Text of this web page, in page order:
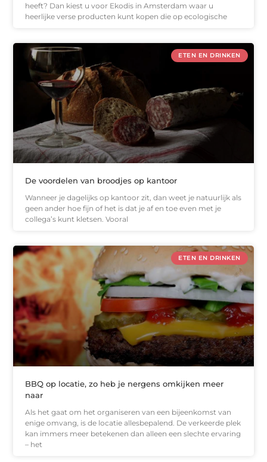
heeft? Dan kiest u voor Ekodis in Amsterdam waar u
heerlijke verse producten kunt kopen die op ecologische
ETEN EN DRINKEN
De voordelen van broodjes op kantoor
Wanneer je dagelijks op kantoor zit, dan weet je natuurlijk als
geen ander hoe fijn of het is dat je af en toe even met je
collega’s kunt kletsen. Vooral
ETEN EN DRINKEN
BBQ op locatie, zo heb je nergens omkijken meer
naar
Als het gaat om het organiseren van een bijeenkomst van
enige omvang, is de locatie allesbepalend. De verkeerde plek
kan immers meer betekenen dan alleen een slechte ervaring
– het